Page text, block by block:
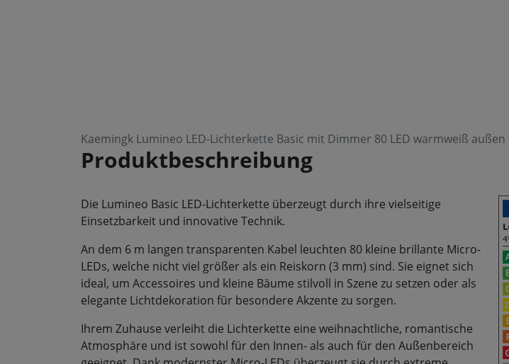
Kaemingk Lumineo LED-Lichterkette Basic mit Dimmer 80 LED warmweiß
Produktbeschreibung
Die Lumineo Basic LED-Lichterkette überzeugt durch ihre vielseitige
Einsetzbarkeit und innovative Technik.
An dem 6 m langen transparenten Kabel leuchten 80 kleine brillante Micro-
LEDs, welche nicht viel größer als ein Reiskorn (3 mm) sind. Sie eignet sich
ideal, um Accessoires und kleine Bäume stilvoll in Szene zu setzen oder als
elegante Lichtdekoration für besondere Akzente zu sorgen.
Ihrem Zuhause verleiht die Lichterkette eine weihnachtliche, romantische
Atmosphäre und ist sowohl für den Innen- als auch für den Außenbereich